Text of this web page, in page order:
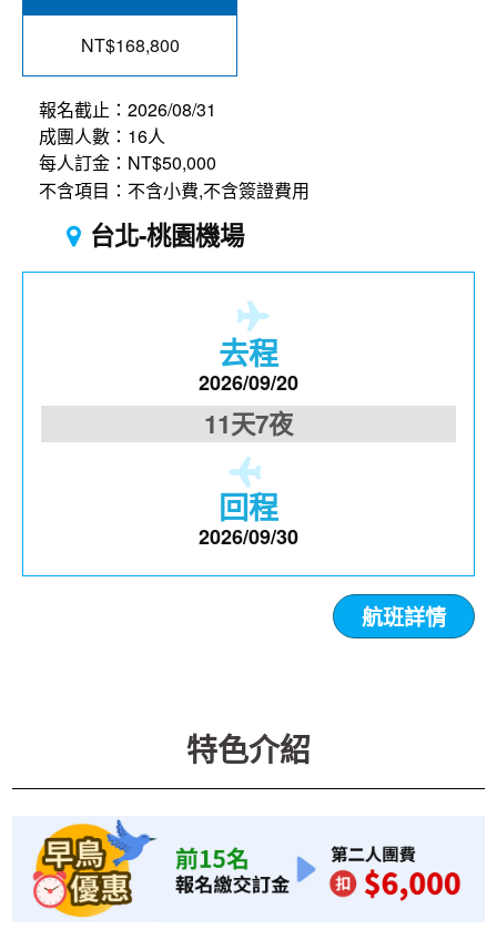
NT$168,800
報名截止：2026/08/31
成團人數：16人
每人訂金：NT$50,000
不含項目：不含小費,不含簽證費用
台北-桃園機場
去程
2026/09/20
11天7夜
回程
2026/09/30
航班詳情
特色介紹